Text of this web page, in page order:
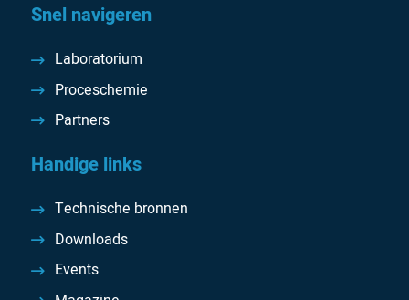
Snel navigeren
Laboratorium
Proceschemie
Partners
Handige links
Technische bronnen
Downloads
Events